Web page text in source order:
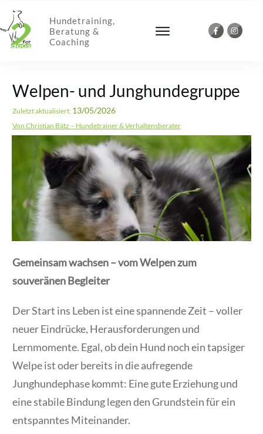
Hundetraining,
Beratung &
Coaching
Welpen- und Junghundegruppe
Zuletzt aktualisiert: 13/05/2026
Von Christian Bätz – Hundetrainer & Verhaltensberater
Gemeinsam wachsen – vom Welpen zum
souveränen Begleiter
Der Start ins Leben ist eine spannende Zeit – voller
neuer Eindrücke, Herausforderungen und
Lernmomente. Egal, ob dein Hund noch ein tapsiger
Welpe ist oder bereits in die aufregende
Junghundephase kommt: Eine gute Erziehung und
eine stabile Bindung legen den Grundstein für ein
entspanntes Miteinander.